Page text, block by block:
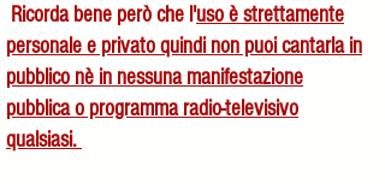
Ricorda bene però che l'uso è strettamente
personale e privato quindi non puoi cantarla in
pubblico nè in nessuna manifestazione
pubblica o programma radio-televisivo
qualsiasi.